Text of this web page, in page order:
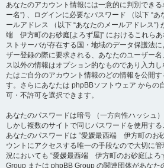
あなたのアカウント情報には一意的に判別でき
ー名”) 、ログインに必要なパスワード （以下 “あ
ールアドレス （以下 “あなたのメールアドレス”)
端 伊方町のお砂庭[よろず屋]” におけるこれら
ストサーバが存在する国・地域のデータ保護法
ザー登録の際に要求される、あなたのユーザー
ス以外の情報はオプション的なものであり入力
たはご自分のアカウント情報のどの情報を公開
す。さらにあなたは phpBBソフトウェア からの
可・不許可を選択できます。
あなたのパスワードは暗号 （一方向性ハッシュ
しかし複数のサイトで同じパスワードを使用する
あなたのパスワードは “愛媛最西端 伊方町のお
ウントにアクセスする唯一の手段なので大切に
況においても “愛媛最西端 伊方町のお砂庭[よろ
Group または phpBB Group の関連団体があなた